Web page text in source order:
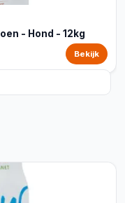
- Hond - 12kg
Bekijk